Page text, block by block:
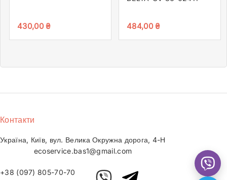
430,00₴ 484,00₴
Контакти
Україна, Київ, вул. Велика Окружна дорога, 4-Н
ecoservice.bas1@gmail.com
+38 (097) 805-70-70